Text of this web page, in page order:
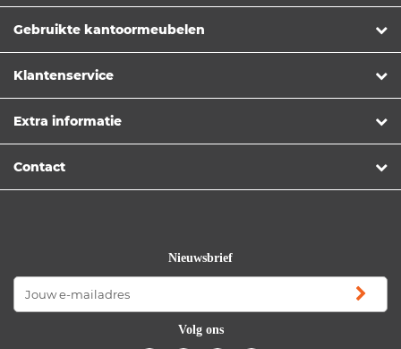
Gebruikte kantoormeubelen
Klantenservice
Extra informatie
Contact
Nieuwsbrief
Volg ons